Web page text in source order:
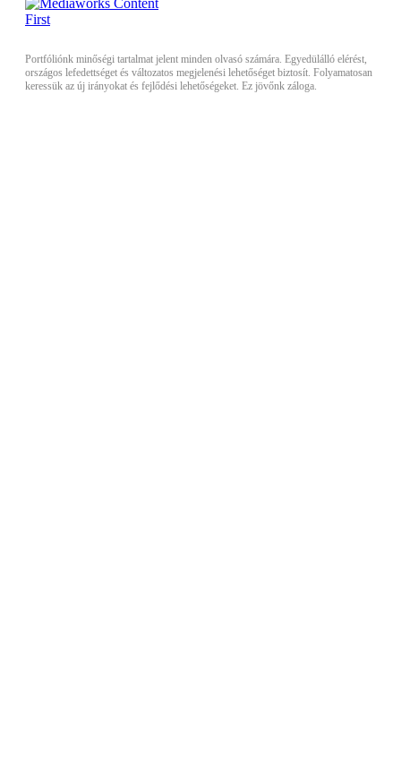
Portfóliónk minőségi tartalmat jelent minden olvasó számára. Egyedülálló elérést,
országos lefedettséget és változatos megjelenési lehetőséget biztosít. Folyamatosan
keressük az új irányokat és fejlődési lehetőségeket. Ez jövőnk záloga.